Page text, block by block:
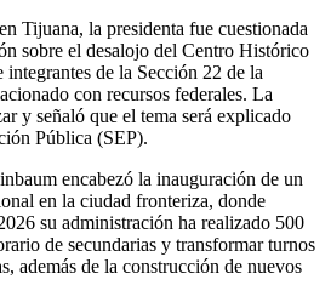
Tijuana, la presidenta fue cuestionada
sobre el desalojo del Centro Histórico
de la Sección 22 de la
con recursos federales. La
y señaló que el tema será explicado
Pública (SEP).
encabezó la inauguración de un
en la ciudad fronteriza, donde
su administración ha realizado 500
de secundarias y transformar turnos
además de la construcción de nuevos